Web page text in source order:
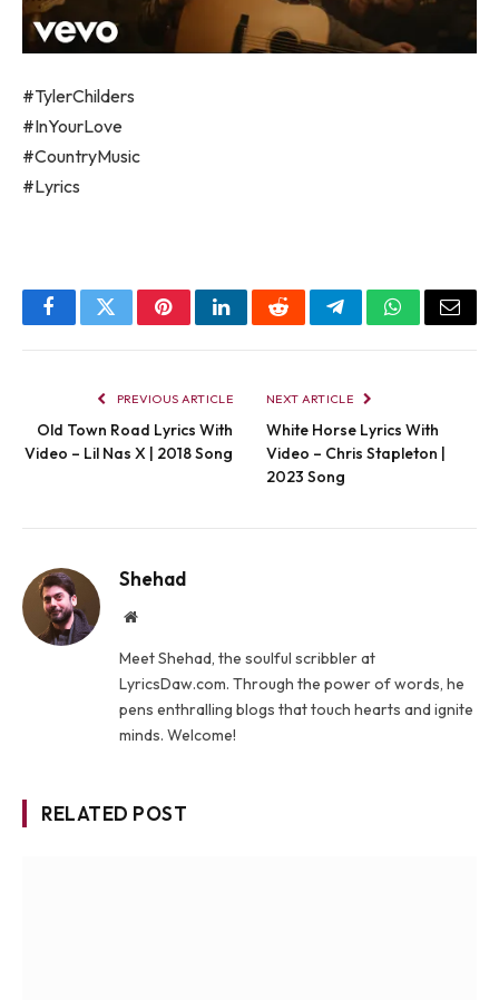
#TylerChilders
#InYourLove
#CountryMusic
#Lyrics
FacebookTwitterPinterestLinkedInRedditTelegramWhatsApp
Email
PREVIOUS ARTICLE
Old Town Road Lyrics With
Video – Lil Nas X | 2018 Song
NEXT ARTICLE
White Horse Lyrics With
Video – Chris Stapleton |
2023 Song
Shehad
Website
Meet Shehad, the soulful scribbler at
LyricsDaw.com. Through the power of words, he
pens enthralling blogs that touch hearts and ignite
minds. Welcome!
RELATED POST